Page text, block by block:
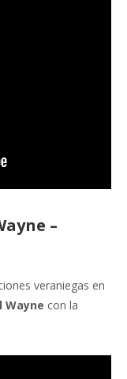
–
veraniegas en
Wayne con la